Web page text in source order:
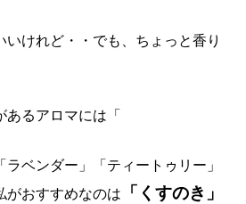
けれど・・でも、ちょっと香り
あるアロマには「
ラベンダー」「ティートゥリー」
がおすすめなのは 「くすのき」